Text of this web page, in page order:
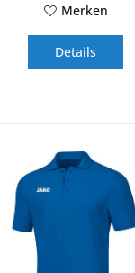
Merken
Details